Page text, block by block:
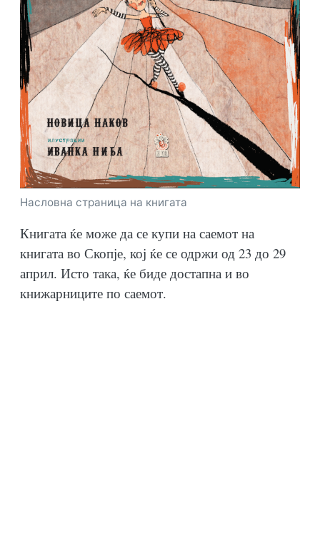
Насловна страница на книгата
Книгата ќе може да се купи на саемот на
книгата во Скопје, кој ќе се одржи од 23 до 29
април. Исто така, ќе биде достапна и во
книжарниците по саемот.